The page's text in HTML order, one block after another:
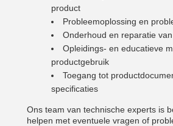
product
Probleemoplossing en
Onderhoud en reparatie
Opleidings- en educatieve
productgebruik
Toegang tot
specificaties
Ons team van technische experts is
helpen met eventuele vragen of